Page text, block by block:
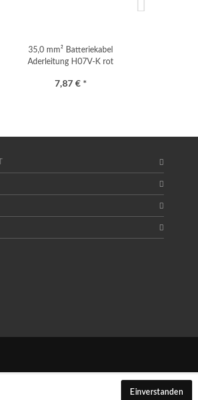
35,0 mm² Batteriekabel
Aderleitung H07V-K rot
7,87 € *
Einverstanden